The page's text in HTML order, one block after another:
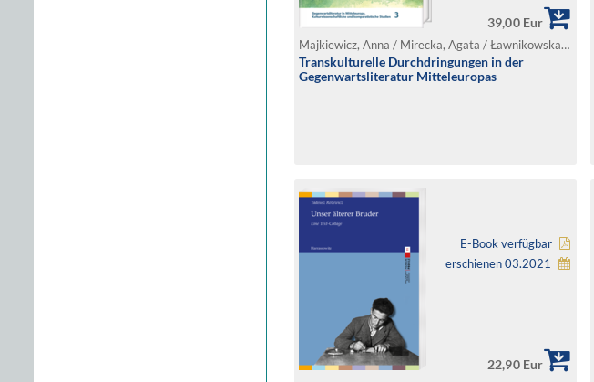
39,00 Eur
Majkiewicz, Anna / Mirecka, Agata / Ławnikowska-Koper, Joanna (Hg.)
Transkulturelle Durchdringungen in der
Gegenwartsliteratur Mitteleuropas
E-Book verfügbar
erschienen 03.2021
22,90 Eur